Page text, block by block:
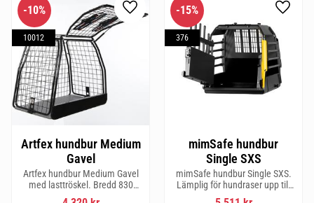
Artfex hundbur Medium
Gavel
Artfex hundbur Medium Gavel
med lasttröskel. Bredd 830
mm, Höjd 675 mm, Djup 495
10%
10012
Lägg till i favoriter
mimSafe hundbur
Single SXS
mimSafe hundbur Single SXS.
Lämplig för hundraser upp till
52 cm i mankhöjd.
15%
376
Lägg